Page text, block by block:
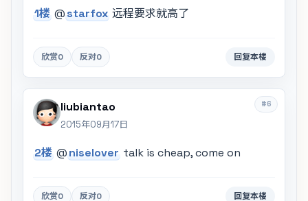
1楼 @starfox 远程要求就高了
欣赏0 反对0 回复本楼
#6
liubiantao
2015年09月17日
2楼 @niselover talk is cheap, come on
欣赏0 反对0 回复本楼